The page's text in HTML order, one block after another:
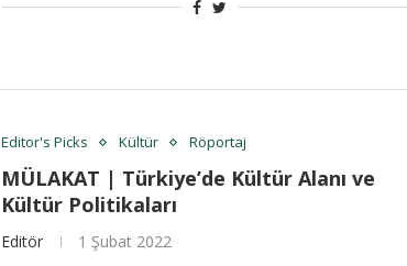
Editor's Picks Kültür Röportaj
MÜLAKAT | Türkiye’de Kültür Alanı ve
Kültür Politikaları
Editör 1 Şubat 2022